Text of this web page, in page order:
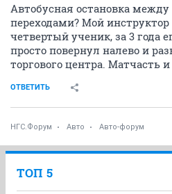
Автобусная остановка
переходами? Мой инструктор
четвертый ученик, за 3 года
просто повернул налево и
торгового центра. Матчасть
ОТВЕТИТЬ
НГС.Форум Авто Авто-форум
ТОП 5